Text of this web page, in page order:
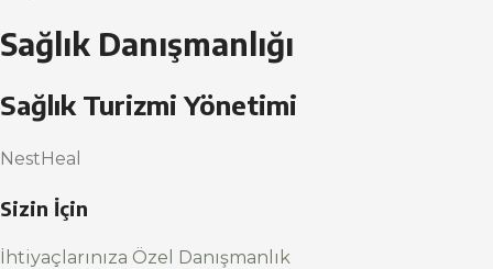
Sağlık Danışmanlığı
Sağlık Turizmi Yönetimi
NestHeal
Sizin İçin
İhtiyaçlarınıza Özel Danışmanlık